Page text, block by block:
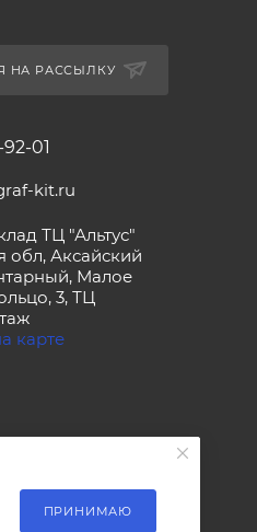
НА РАССЫЛКУ
92-01
kit.ru
ТЦ "Альтус"
обл, Аксайский
Малое
3, ТЦ
карте
ПРИНИМАЮ